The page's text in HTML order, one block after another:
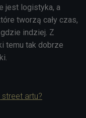
jest logistyka, a
tworzą cały czas,
indziej. Z
temu tak dobrze
artu?